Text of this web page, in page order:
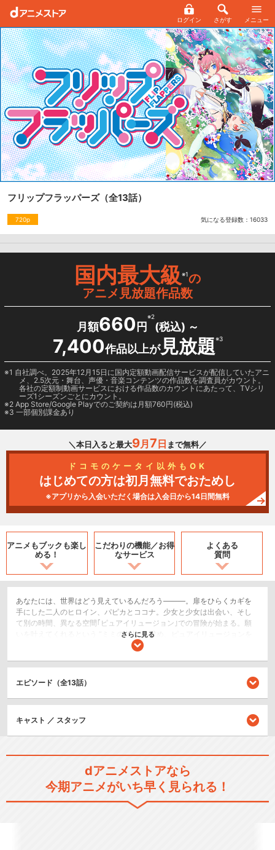
ログイン さがす メニュー
フリップフラッパーズ（全13話）
720p 気になる登録数： 16033
国内最大級※1の
アニメ見放題作品数
月額660 円
※2
(税込) ～
7,400作品以上が見放題※3
1 自社調べ。2025年12月15日に国内定額動画配信サービスが配信していたアニ
メ、2.5次元・舞台、声優・音楽コンテンツの作品数を調査員がカウント。
各社の定額制動画サービスにおける作品数のカウントにあたって、TVシリ
ーズ1シーズンごとにカウント。
2 App Store/Google Playでのご契約は月額760円(税込)
3 一部個別課金あり
＼本日入ると最大9月 7 日 まで無料／
ドコモのケータイ以外もOK
はじめての方は初月無料でおためし
※アプリから入会いただく場合は入会日から14日間無料
アニメもブックも楽し
める！
こだわりの機能／お得
なサービス
よくある
質問
あなたには、世界はどう見えているんだろう―――。扉をひらくカギを
手にした二人のヒロイン、パピカとココナ。少女と少女は出会い、そし
て別の時間、異なる空間｢ピュアイリュージョン｣での冒険が始まる。願
いを叶えてくれるという “ミミの欠片”を求め、ピュアイリュージョンを
巡る二人の前に様々な困難が立ちふさがる。二人に危機が迫ったとき“ミ
さらに見る
閉じる
エピソード（全13話）
キャスト ／ スタッフ
dアニメストアなら
今期アニメがいち早く見られる！